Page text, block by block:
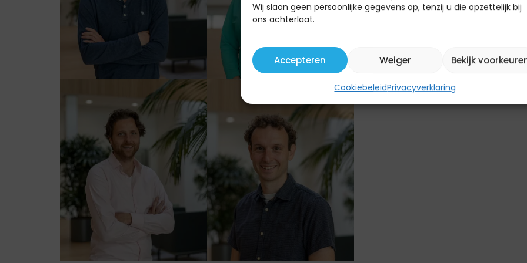
Wij slaan geen persoonlijke gegevens op, tenzij u die opzettelijk bij
ons achterlaat.
Accepteren Weiger Bekijk
CookiebeleidPrivacyverklaring